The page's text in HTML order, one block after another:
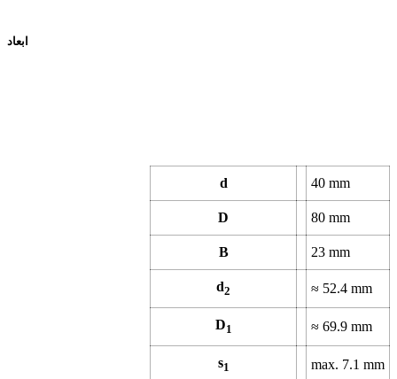
ابعاد
d 40 mm
D 80 mm
B 23 mm
d2 ≈ 52.4 mm
D1 ≈ 69.9 mm
s1 max. 7.1 mm